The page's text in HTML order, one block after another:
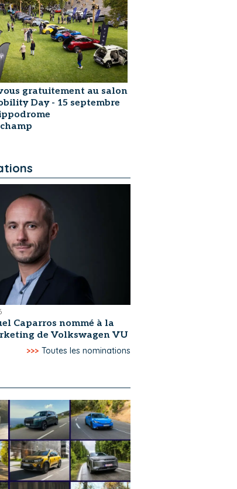
gratuitement au salon
Day - 15 septembre
Caparros nommé à la
de Volkswagen VU
>>> Toutes les nominations